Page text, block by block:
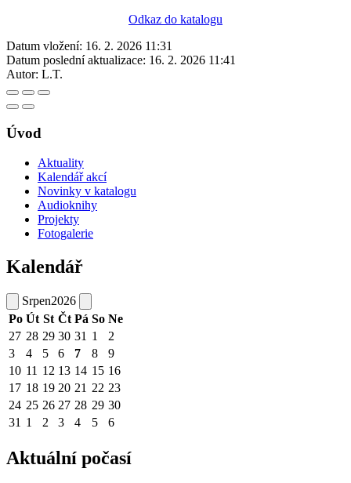
Odkaz do katalogu
Datum vložení: 16. 2. 2026 11:31
Datum poslední aktualizace: 16. 2. 2026 11:41
Autor: L.T.
Úvod
Aktuality
Kalendář akcí
Novinky v katalogu
Audioknihy
Projekty
Fotogalerie
Kalendář
Srpen2026
Po Út St Čt Pá So Ne
27 28 29 30 31 1
2
3
4 5 6 7 8
9
10 11 12 13 14 15 16
17 18 19 20 21 22 23
24 25 26 27 28 29 30
31 1 2 3 4 5 6
Aktuální počasí